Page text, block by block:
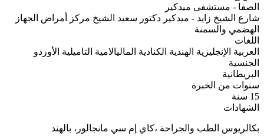
الصفا - مستشفى ميدكير
شارع الشيخ زايد - ميدكير دكتور سعيد الشيخ مركز أمراض الجهاز
الهضمي والسمنة
اللغات
العربية الإنجليزية الهندية الكنادية الماليالامية التاميلية الأوردو
الجنسية
البريطانية
سنوات من الخبرة
15 سنة
الشهادات
بكالريوس الطب والجراحة ،كاي إم سي مانجالور، بالهند